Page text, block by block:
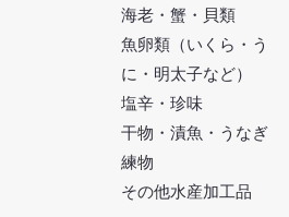
海老・蟹・貝類
魚卵類（いくら・う
に・明太子など）
塩辛・珍味
干物・漬魚・うなぎ
練物
その他水産加工品